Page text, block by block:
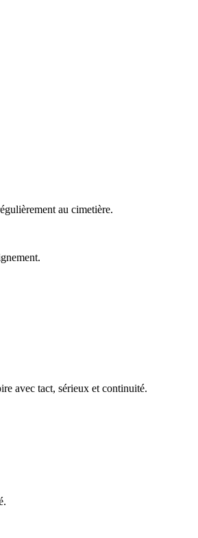
au cimetière.
avec tact, sérieux et continuité.